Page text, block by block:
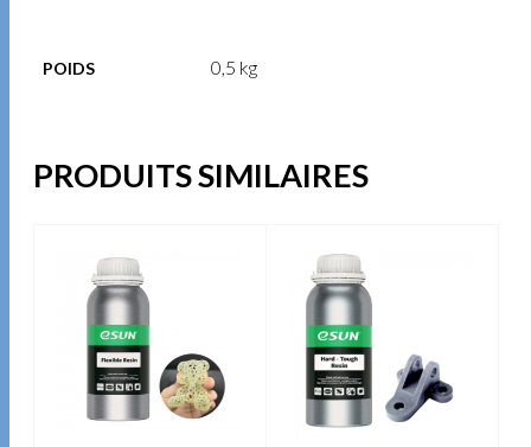
POIDS 0,5 kg
PRODUITS SIMILAIRES